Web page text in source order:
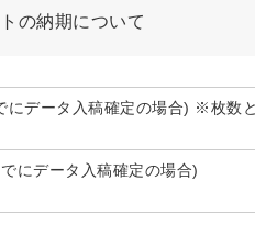
の納期について
にデータ入稿確定の場合) ※枚数
にデータ入稿確定の場合)